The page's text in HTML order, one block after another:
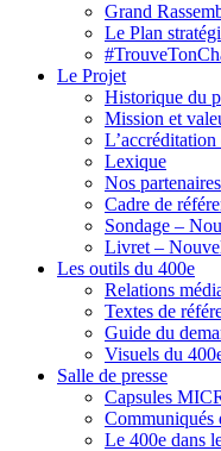
Grand
Le Plan
Le Projet
Historique du
Mission et
Lexique
Nos partenaires
Cadre de
Sondage –
Livret –
Les outils du 400e
Relations
Textes de
Guide du
Visuels du
Salle de presse
Capsules
Communiqués
Le 400e dans